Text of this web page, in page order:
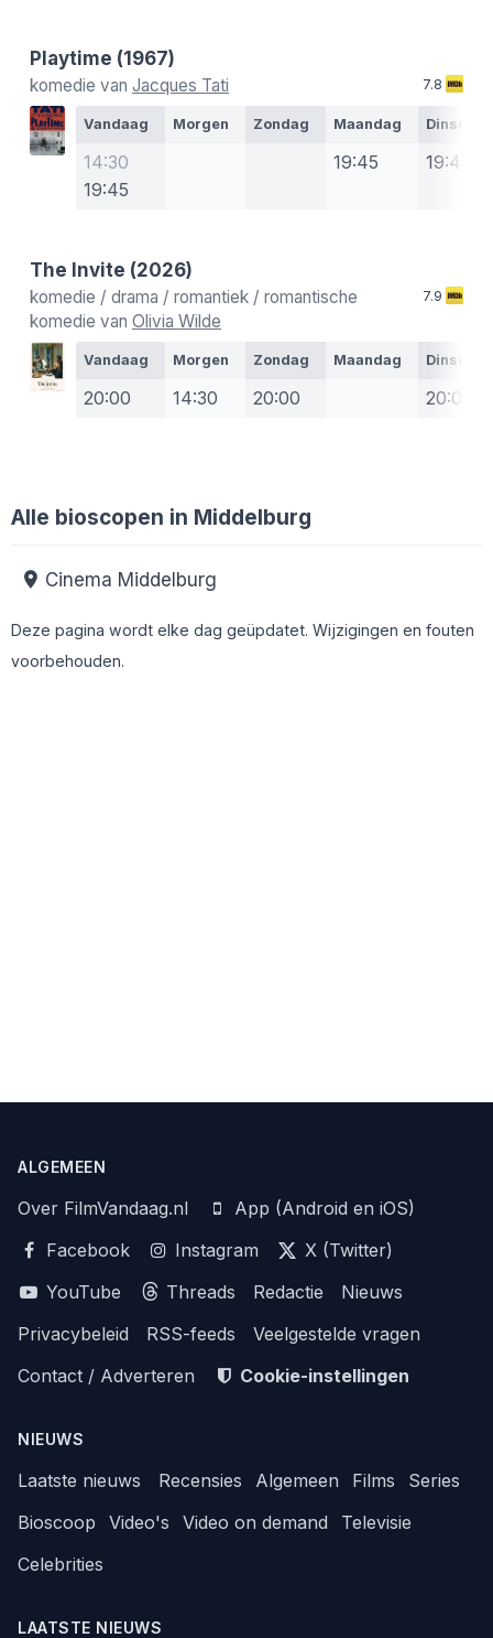
Playtime (1967)
komedie van Jacques Tati 7.8
Vandaag Morgen Zondag Maandag Dinsdag
14:30
19:45
19:45 19:45
The Invite (2026)
komedie / drama / romantiek / romantische
komedie van Olivia Wilde
7.9
Vandaag Morgen Zondag Maandag Dinsdag
20:00 14:30 20:00 20:00
Alle bioscopen in Middelburg
Cinema Middelburg
Deze pagina wordt elke dag geüpdatet. Wijzigingen en fouten
voorbehouden.
ALGEMEEN
Over FilmVandaag.nl
App (Android en iOS)
Facebook
Instagram
X (Twitter)
YouTube
Threads Redactie
Nieuws
Privacybeleid
RSS-feeds
Veelgestelde vragen
Contact / Adverteren
Cookie-instellingen
NIEUWS
Laatste nieuws Recensies Algemeen Films
Series
Bioscoop
Video's Video on demand
Televisie
Celebrities
LAATSTE NIEUWS